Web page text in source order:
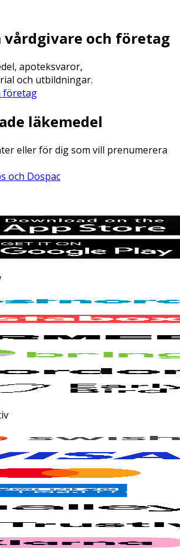
vårdgivare och företag
apoteksvaror,
och utbildningar.
företag
läkemedel
eller för dig som vill prenumerera
och Dospac